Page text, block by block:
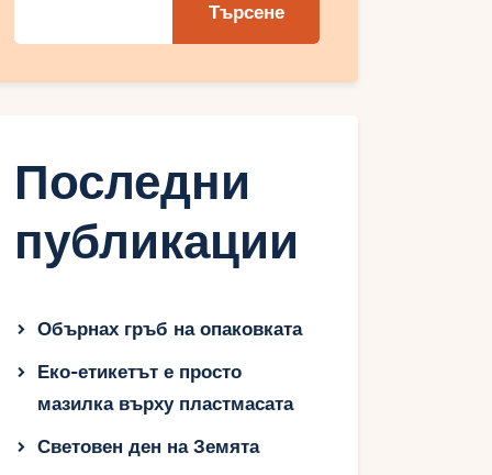
Търсене
Последни
публикации
Обърнах гръб на опаковката
Еко-етикетът е просто
мазилка върху пластмасата
Световен ден на Земята